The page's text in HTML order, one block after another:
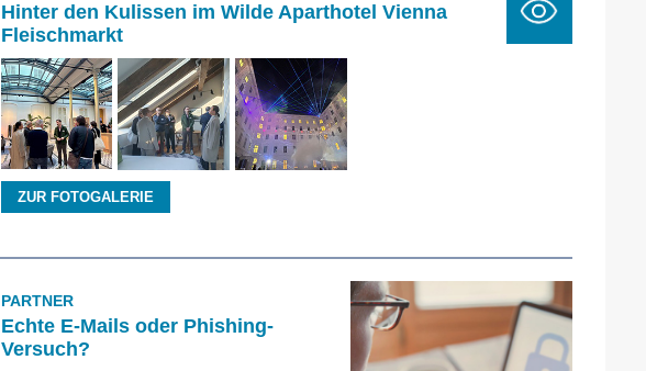
Hinter den Kulissen im Wilde Aparthotel Vienna
Fleischmarkt
ZUR FOTOGALERIE
PARTNER
Echte E-Mails oder Phishing-
Versuch?